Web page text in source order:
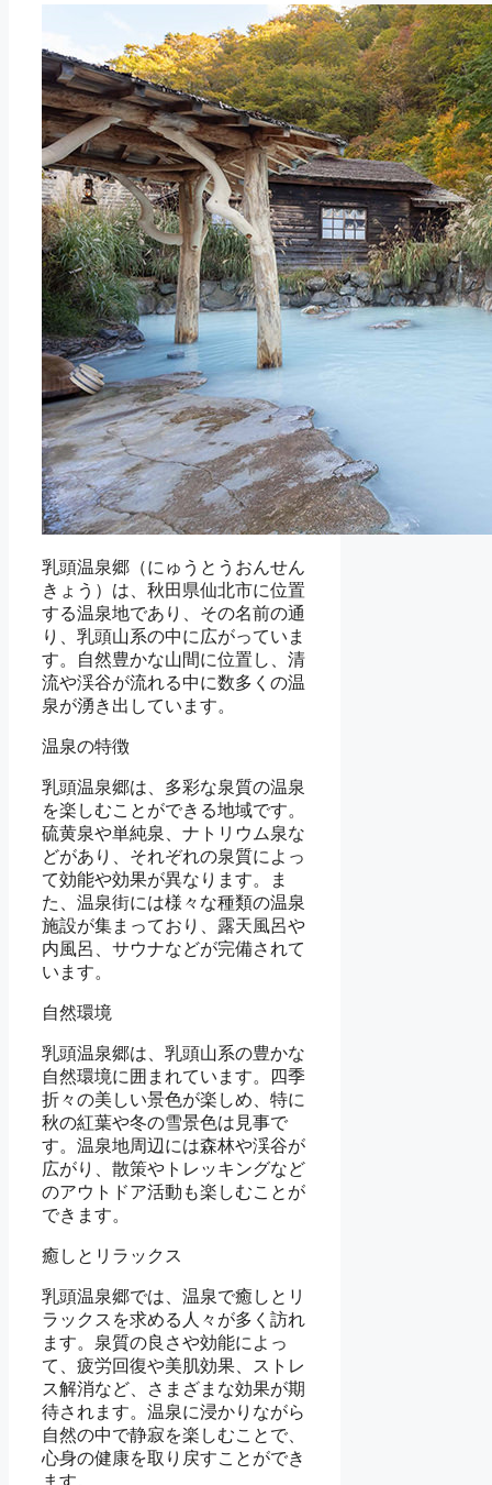
乳頭温泉郷（にゅうとうおんせん
きょう）は、秋田県仙北市に位置
する温泉地であり、その名前の通
り、乳頭山系の中に広がっていま
す。自然豊かな山間に位置し、清
流や渓谷が流れる中に数多くの温
泉が湧き出しています。
温泉の特徴
乳頭温泉郷は、多彩な泉質の温泉
を楽しむことができる地域です。
硫黄泉や単純泉、ナトリウム泉な
どがあり、それぞれの泉質によっ
て効能や効果が異なります。ま
た、温泉街には様々な種類の温泉
施設が集まっており、露天風呂や
内風呂、サウナなどが完備されて
います。
自然環境
乳頭温泉郷は、乳頭山系の豊かな
自然環境に囲まれています。四季
折々の美しい景色が楽しめ、特に
秋の紅葉や冬の雪景色は見事で
す。温泉地周辺には森林や渓谷が
広がり、散策やトレッキングなど
のアウトドア活動も楽しむことが
できます。
癒しとリラックス
乳頭温泉郷では、温泉で癒しとリ
ラックスを求める人々が多く訪れ
ます。泉質の良さや効能によっ
て、疲労回復や美肌効果、ストレ
ス解消など、さまざまな効果が期
待されます。温泉に浸かりながら
自然の中で静寂を楽しむことで、
心身の健康を取り戻すことができ
ます。